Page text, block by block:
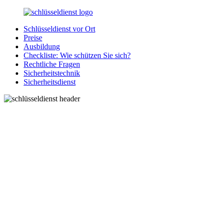
Zurück
Inhalt
SchluesseldienstDirekt.de
Ihre
Notlage
wird
gelöst!
Schlüsseldienst vor Ort
Preise
Ausbildung
Checkliste: Wie schützen Sie sich?
Rechtliche Fragen
Sicherheitstechnik
Sicherheitsdienst